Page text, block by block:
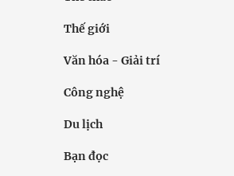
Thế giới
Văn hóa - Giải trí
Công nghệ
Du lịch
Bạn đọc